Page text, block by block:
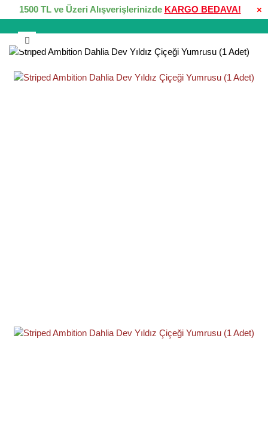
×
1500 TL ve Üzeri Alışverişlerinizde KARGO BEDAVA!